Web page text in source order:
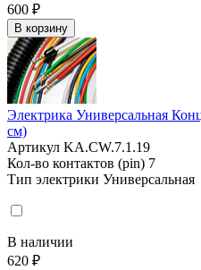
600 ₽
В корзину
Электрика Универсальная
см)
Артикул KA.CW.7.1.19
Кол-во контактов (pin) 7
Тип электрики Универсальная
В наличии
620 ₽